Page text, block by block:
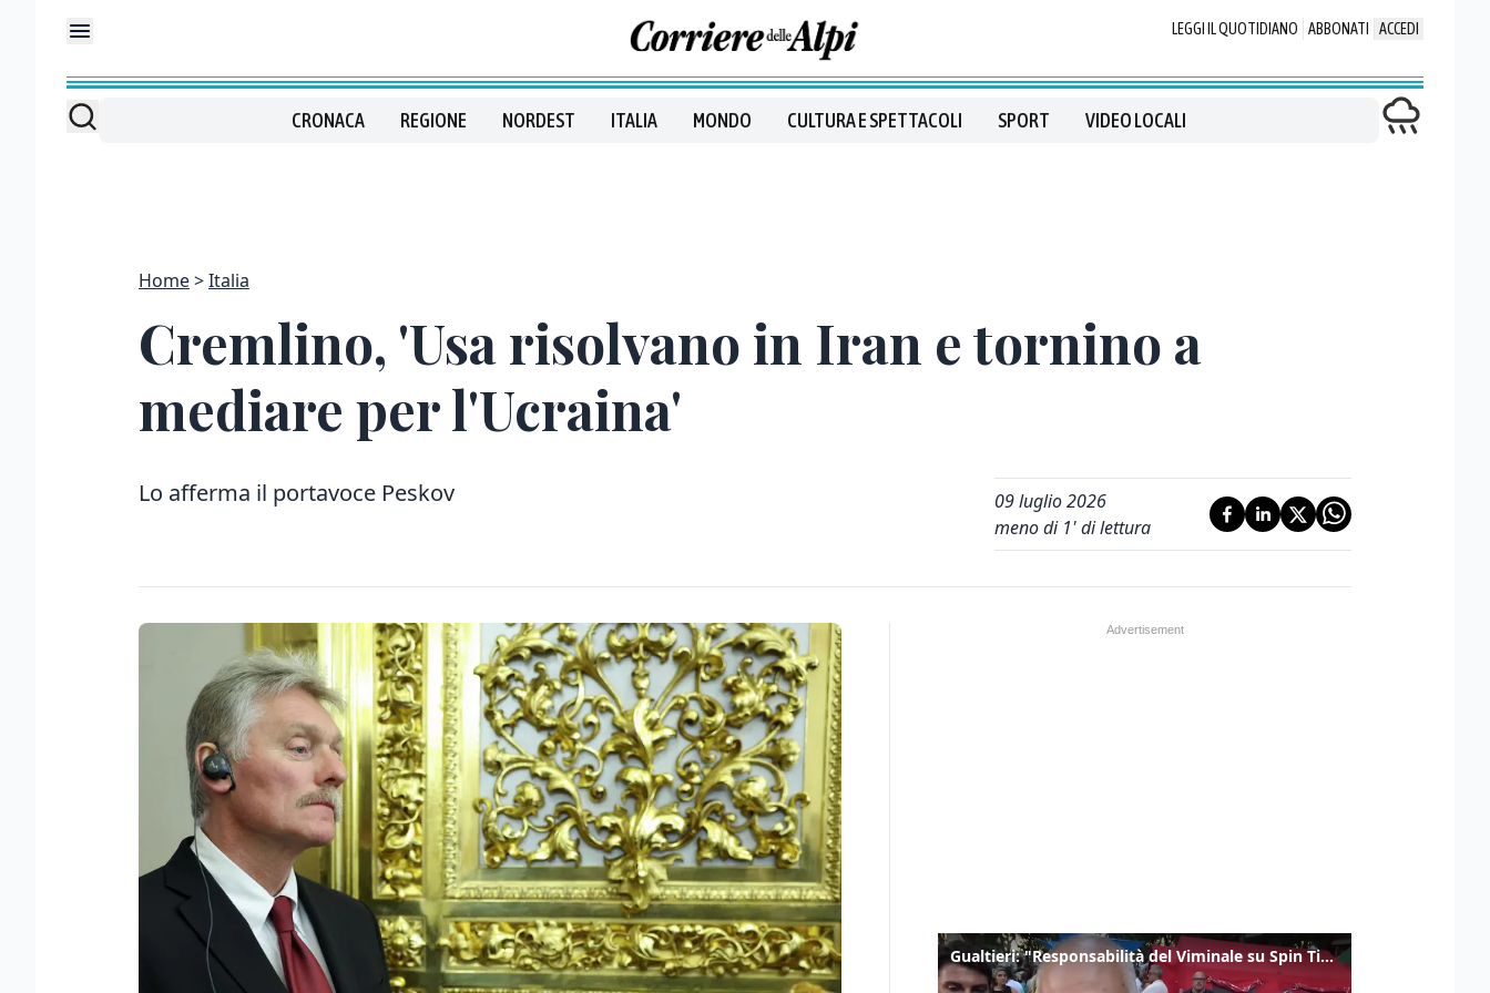
LEGGI IL QUOTIDIANO ABBONATI ACCEDI
CRONACA REGIONE NORDEST ITALIA MONDO CULTURA E SPETTACOLI SPORT VIDEO LOCALI
Home Italia
Cremlino, 'Usa risolvano in Iran e tornino a
mediare per l'Ucraina'
Lo afferma il portavoce Peskov
09 luglio 2026
meno di 1' di lettura
Gualtieri: "Responsabilità del Viminale su Spin Time? La posizione dei partiti è nota"